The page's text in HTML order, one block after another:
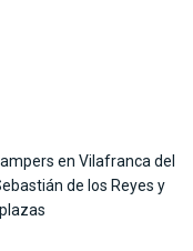
en Vilafranca del
de los Reyes y